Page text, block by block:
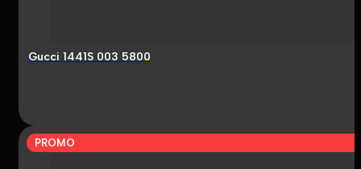
Gucci 1441S 003 5800
PROMO